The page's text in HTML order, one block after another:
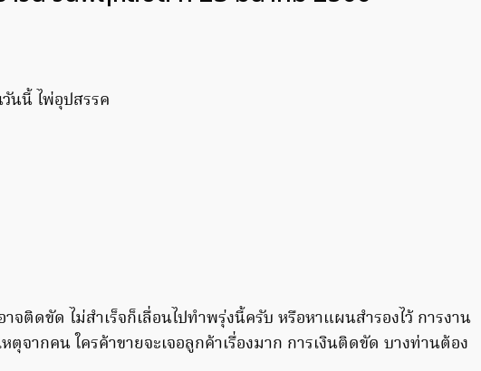
นนี้ ไพ่อุปสรรค
าจติดขัด ไม่สำเร็จก็เลื่อนไปทำพรุ่งนี้ครับ หรือหาแผนสำรองไว้ การงาน
หตุจากคน ใครค้าขายจะเจอลูกค้าเรื่องมาก การเงินติดขัด บางท่านต้อง